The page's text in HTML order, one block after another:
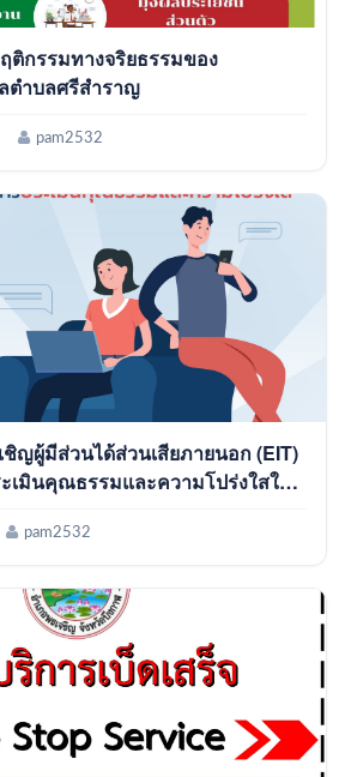
ติกรรมทางจริยธรรมของ
ตำบลศรีสำราญ
pam2532
ญผู้มีส่วนได้ส่วนเสียภายนอก (EIT)
เมินคุณธรรมและความโปร่งใสใน
ำปีงบประมาณ 2567
pam2532